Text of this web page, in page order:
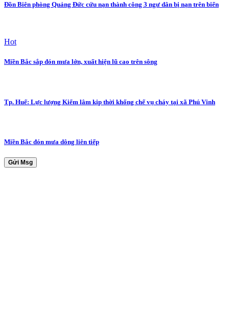
Đồn Biên phòng Quảng Đức cứu nạn thành công 3 ngư dân bị nạn trên biển
Hot
Miền Bắc sắp đón mưa lớn, xuất hiện lũ cao trên sông
Tp. Huế: Lực lượng Kiểm lâm kịp thời khống chế vụ cháy tại xã Phú Vinh
Miền Bắc đón mưa dông liên tiếp
Gửi Msg